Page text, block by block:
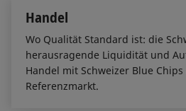
Handel
Wo Qualität Standard ist: die
herausragende Liquidität und
Handel mit Schweizer Blue
Referenzmarkt.